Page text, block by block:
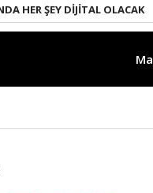
ŞEY DIJITAL OLACAK